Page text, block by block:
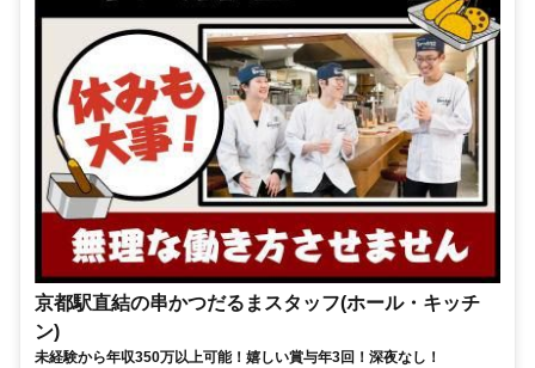
京都駅直結の串かつだるまスタッフ(ホール・キッチ
ン)
未経験から年収350万以上可能！嬉しい賞与年3回！深夜なし！